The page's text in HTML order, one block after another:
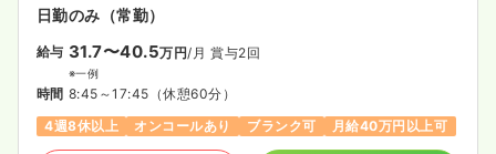
日勤のみ（常勤）
給与 31.7〜40.5万円/月 賞与2回
※一例
時間 8:45～17:45 （休憩60分）
4週8休以上
オンコールあり ブランク可 月給40万円以上可